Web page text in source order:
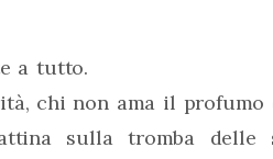
a tutto.
chi non ama il
sulla tromba delle